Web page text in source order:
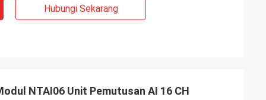
Hubungi Sekarang
NTAI06 Unit Pemutusan AI 16 CH